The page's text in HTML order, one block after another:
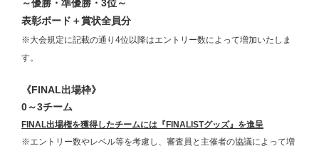
～優勝・準優勝・3位～
表彰ボード＋賞状全員分
※大会規定に記載の通り4位以降はエントリー数によって増加いたしま
す。
《FINAL出場枠》
0～3チーム
FINAL出場権を獲得したチームには『FINALISTグッズ』を進呈
※エントリー数やレベル等を考慮し、審査員と主催者の協議によって増